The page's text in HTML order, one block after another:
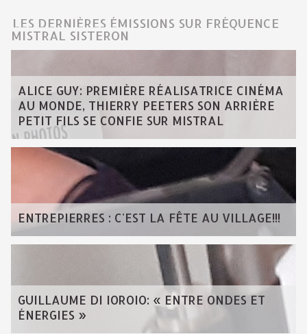
LES DERNIÈRES ÉMISSIONS SUR FRÉQUENCE
MISTRAL SISTERON
ALICE GUY: PREMIÈRE RÉALISATRICE CINÉMA
AU MONDE, THIERRY PEETERS SON ARRIÈRE
PETIT FILS SE CONFIE SUR MISTRAL
ENTREPIERRES : C'EST LA FÊTE AU VILLAGE!!!
GUILLAUME DI IOROIO: « ENTRE ONDES ET
ÉNERGIES »